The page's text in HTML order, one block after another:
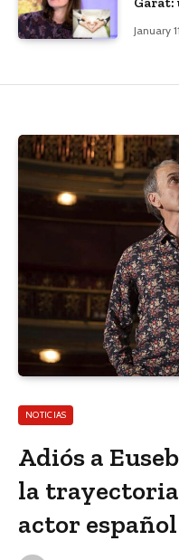
January
NOTICIAS
Adiós a
la
actor español